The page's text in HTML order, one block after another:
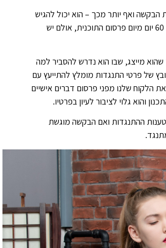
ואף יותר מכך – הוא יכול להגיש
אותה באופן מקוון באופן עצמאי או באמצעות עורך דינו. את ההתנגדות ניתן להגיש תוך 60 יום מיום פרסום התוכנית, אולם יש
מייצג, שבו הוא נדרש להסביר למה
של פרטי התנגדות מומלץ להתייעץ עם
הלקוח שלנו מפני פרסום דברים אישיים
והוא גלוי לציבור לעיון בפרטיו.
ההתנגדות ואם הבקשה מוגשת